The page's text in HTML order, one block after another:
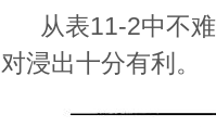
从表11-2中不难
对浸出十分有利。